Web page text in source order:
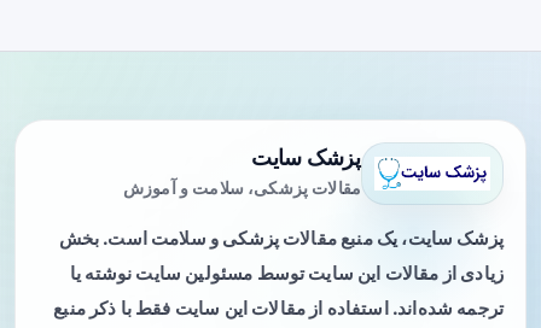
پزشک سایت
مقالات پزشکی، سلامت و آموزش
پزشک سایت، یک منبع مقالات پزشکی و سلامت است. بخش
زیادی از مقالات این سایت توسط مسئولین سایت نوشته یا
ترجمه شده‌اند. استفاده از مقالات این سایت فقط با ذکر منبع